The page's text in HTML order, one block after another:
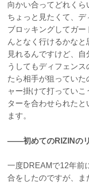
向かい合ってどれく
ちょっと見たくて、デ
ブロッキングしてガ
んとなく行けるかな
見れるんですけど、
うしてもディフェン
たら相手が狙ってい
ャー掛けて打ってい
ターを合わせられた
ます。
——初めてのRIZINの
一度DREAMで12年前
合をしたのですが、ま